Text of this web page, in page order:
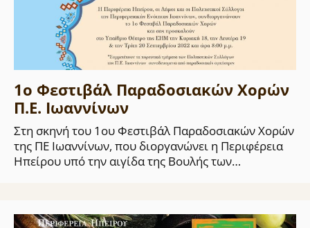
1ο Φεστιβάλ Παραδοσιακών Χορών
Π.Ε. Ιωαννίνων
Στη σκηνή του 1ου Φεστιβάλ Παραδοσιακών Χορών
της ΠΕ Ιωαννίνων, που διοργανώνει η Περιφέρεια
Ηπείρου υπό την αιγίδα της Βουλής των…